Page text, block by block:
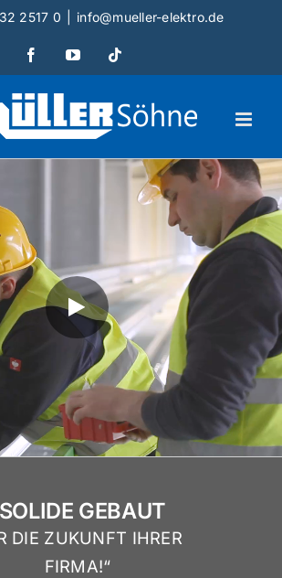
2517 0 info@mueller-elektro.de
FacebookYouTube
GEBAUT
DIE ZUKUNFT IHRER
FIRMA!“